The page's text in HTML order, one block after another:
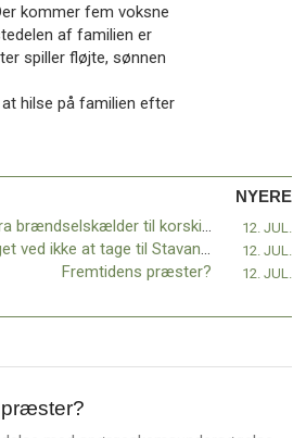
kommer fem voksne
af familien er
spiller fløjte, sønnen
hilse på familien efter
NYERE
Bogomtale - ”Fra brændselskælder til korskirke” 12. JUL.
I gik glip af meget ved ikke at tage til Stavanger 12. JUL.
Fremtidens præster? 12. JUL.